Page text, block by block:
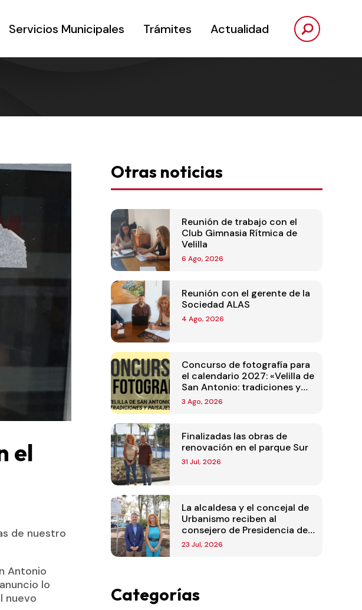
Servicios Municipales Trámites Actualidad
el
de nuestro
Antonio
lo
nuevo
Otras noticias
Reunión de trabajo con el
Club Gimnasia Rítmica de
Velilla
6 Ago, 2026
Reunión con el gerente de la
Sociedad ALAS
4 Ago, 2026
Concurso de fotografía para
el calendario 2027: «Velilla de
San Antonio: tradiciones y
paisajes»
3 Ago, 2026
Finalizadas las obras de
renovación en el parque Sur
31 Jul, 2026
La alcaldesa y el concejal de
Urbanismo reciben al
consejero de Presidencia de
la Comunidad de Madrid
23 Jul, 2026
Categorías